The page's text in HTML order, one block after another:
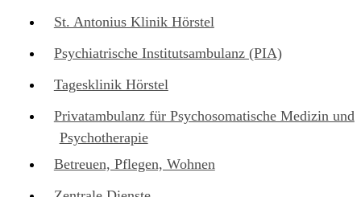
St. Antonius Klinik Hörstel
Psychiatrische Institutsambulanz (PIA)
Tagesklinik Hörstel
Privatambulanz für Psychosomatische Medizin und
Psychotherapie
Betreuen, Pflegen, Wohnen